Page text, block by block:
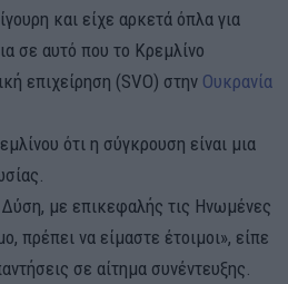
και είχε αρκετά όπλα για
σε αυτό που το Κρεμλίνο
επιχείρηση (SVO) στην Ουκρανία
ότι η σύγκρουση είναι μια
με επικεφαλής τις Ηνωμένες
πρέπει να είμαστε έτοιμοι», είπε
σε αίτημα συνέντευξης.